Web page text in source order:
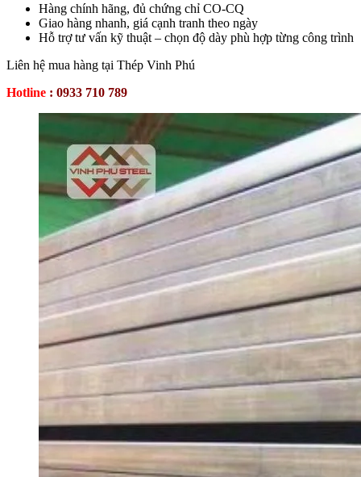
Hàng chính hãng, đủ chứng chỉ CO-CQ
Giao hàng nhanh, giá cạnh tranh theo ngày
Hỗ trợ tư vấn kỹ thuật – chọn độ dày phù hợp từng công trình
Liên hệ mua hàng tại Thép Vinh Phú
Hotline : 0933 710 789